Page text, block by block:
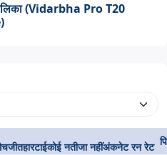
(Vidarbha Pro T20
जीतहारटाईकोई नतीजा नहींअंकनेट रन रेट